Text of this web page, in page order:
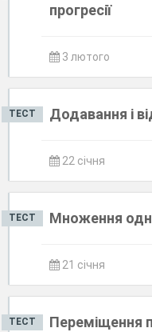
прогресії
3 лютого
ТЕСТ Додавання і
22 січня
ТЕСТ Множення
21 січня
ТЕСТ
Переміщення